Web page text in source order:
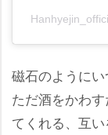
磁石のようにい
ただ酒をかわ
てくれる、互